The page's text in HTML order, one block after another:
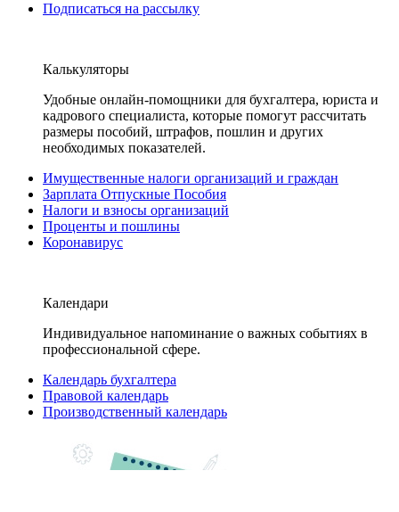
Подписаться на рассылку
Калькуляторы
Удобные онлайн-помощники для бухгалтера, юриста и
кадрового специалиста, которые помогут рассчитать
размеры пособий, штрафов, пошлин и других
необходимых показателей.
Имущественные налоги организаций и граждан
Зарплата Отпускные Пособия
Налоги и взносы организаций
Проценты и пошлины
Коронавирус
Календари
Индивидуальное напоминание о важных событиях в
профессиональной сфере.
Календарь бухгалтера
Правовой календарь
Производственный календарь